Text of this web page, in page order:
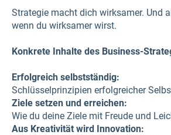
Strategie macht dich wirksamer. Und
wenn du wirksamer wirst.
Konkrete Inhalte des Business-
Erfolgreich selbstständig:
Schlüsselprinzipien erfolgreicher
Ziele setzen und erreichen:
Wie du deine Ziele mit Freude und
Aus Kreativität wird Innovation: